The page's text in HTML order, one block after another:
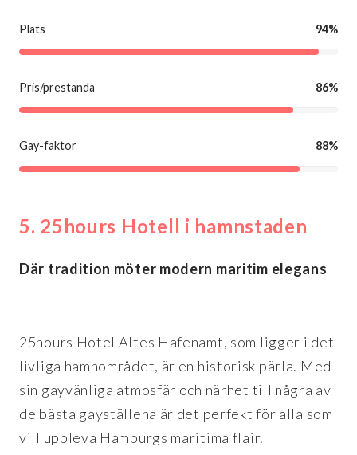
Plats 94%
Pris/prestanda 86%
Gay-faktor 88%
5. 25hours Hotell i hamnstaden
Där tradition möter modern maritim elegans
25hours Hotel Altes Hafenamt, som ligger i det
livliga hamnområdet, är en historisk pärla. Med
sin gayvänliga atmosfär och närhet till några av
de bästa gayställena är det perfekt för alla som
vill uppleva Hamburgs maritima flair.